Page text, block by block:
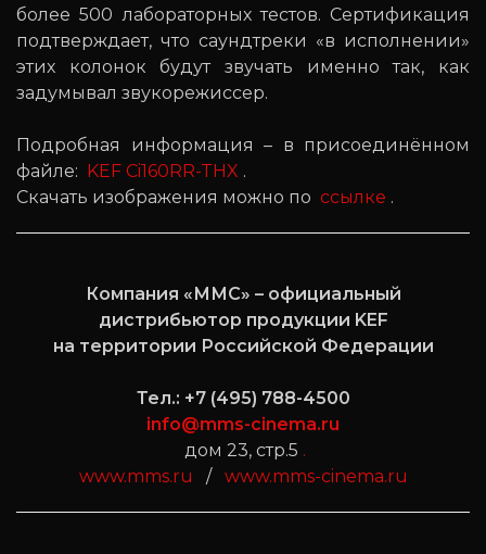
более 500 лабораторных тестов. Сертификация
подтверждает, что саундтреки «в исполнении»
этих колонок будут звучать именно так, как
задумывал звукорежиссер.
Подробная информация – в присоединённом
файле: KEF Ci160RR-THX .
Скачать изображения можно по ссылке .
Компания «ММС» – официальный
дистрибьютор продукции KEF
на территории Российской Федерации
Тел.: +7 (495) 788-4500
info@mms-cinema.ru
дом 23, стр.5 .
www.mms.ru
/ www.mms-cinema.ru